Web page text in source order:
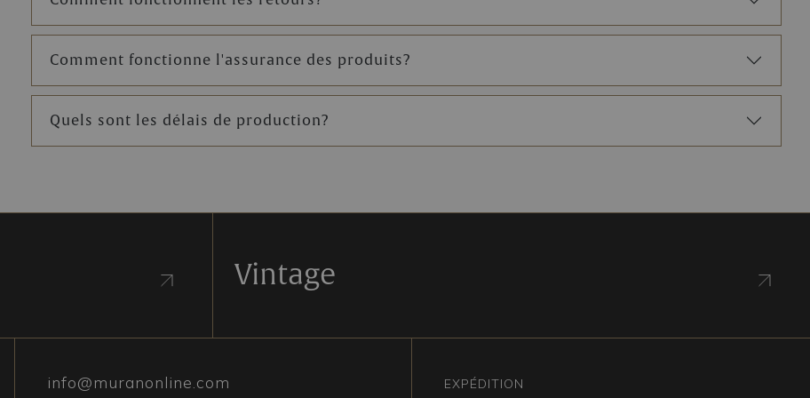
Comment fonctionne l'assurance des produits?
Quels sont les délais de production?
Vintage
info@muranonline.com
EXPÉDITION